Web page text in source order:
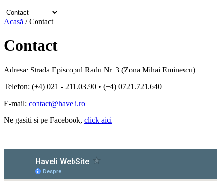
Acasă /Contact
Contact
Adresa: Strada Episcopul Radu Nr. 3 (Zona Mihai Eminescu)
Telefon: (+4) 021 - 211.03.90 • (+4) 0721.721.640
E-mail: contact@haveli.ro
Ne gasiti si pe Facebook, click aici